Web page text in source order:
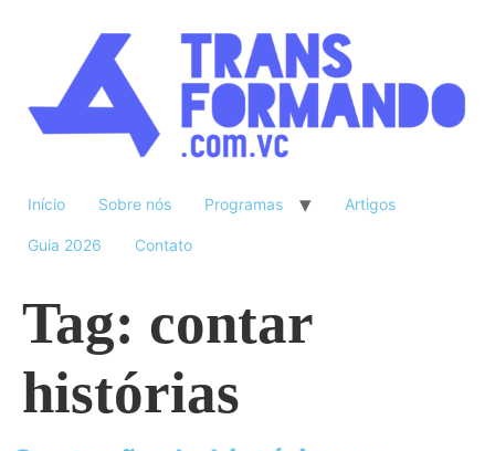
Início Sobre nós Programas Artigos
Guia 2026 Contato
Tag: contar
histórias